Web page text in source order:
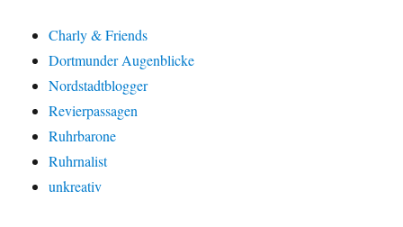
Charly & Friends
Dortmunder Augenblicke
Nordstadtblogger
Revierpassagen
Ruhrbarone
Ruhrnalist
unkreativ